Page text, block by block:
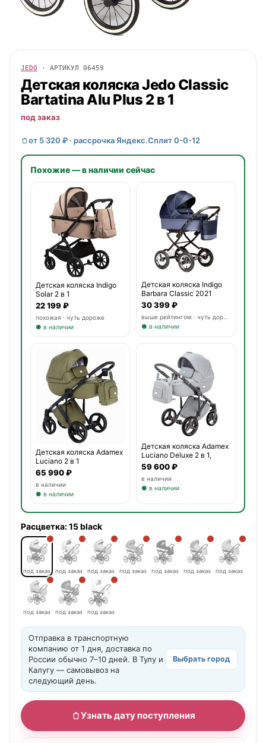
JEDO · АРТИКУЛ 06459
Детская коляскаJedo Classic
Bartatina Alu Plus 2 в 1
под заказ
от 5 320 ₽ · рассрочка Яндекс.Сплит 0-0-12
Похожие — в наличии сейчас
Детская коляска Indigo
Solar 2 в 1
22 199 ₽
похожая · чуть дороже
● в наличии
Детская коляска Indigo
Barbara Classic 2021
30 399 ₽
● в наличии
Детская коляска Adamex
Luciano 2 в 1
65 990 ₽
в наличии
● в наличии
Детская коляска Adamex
Luciano Deluxe 2 в 1,
59 600 ₽
в наличии
● в наличии
Расцветка:15 black
под заказ под заказ под заказ под заказ под заказ под заказ под заказ
под заказ под заказ под заказ
Отправка в транспортную
компанию от 1 дня, доставка по
России обычно 7–10 дней. В Тулу и
Калугу — самовывоз на
следующий день.
Выбрать город
Узнать дату поступления